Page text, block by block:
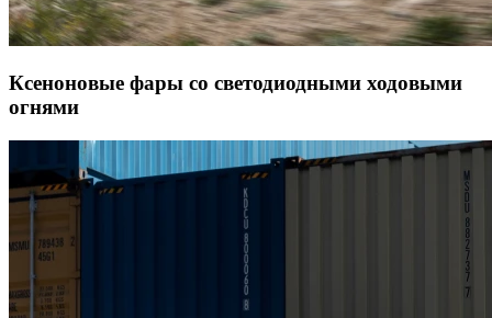
Ксеноновые фары со светодиодными ходовыми
огнями